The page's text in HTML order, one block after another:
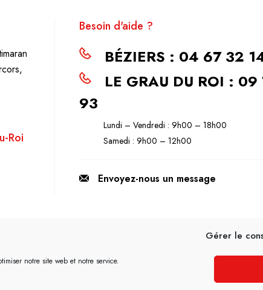
Gérer le
notre site web et notre service.
Roi
Besoin d'aide ?
BÉZIERS : 04 67 32
LE GRAU DU ROI :
93
Lundi – Vendredi : 9h00 – 18h00
Samedi : 9h00 – 12h00
Envoyez-nous un message